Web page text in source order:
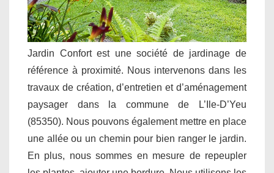
Jardin Confort est une société de jardinage de
référence à proximité. Nous intervenons dans les
travaux de création, d’entretien et d’aménagement
paysager dans la commune de L’Ile-D’Yeu
(85350). Nous pouvons également mettre en place
une allée ou un chemin pour bien ranger le jardin.
En plus, nous sommes en mesure de repeupler